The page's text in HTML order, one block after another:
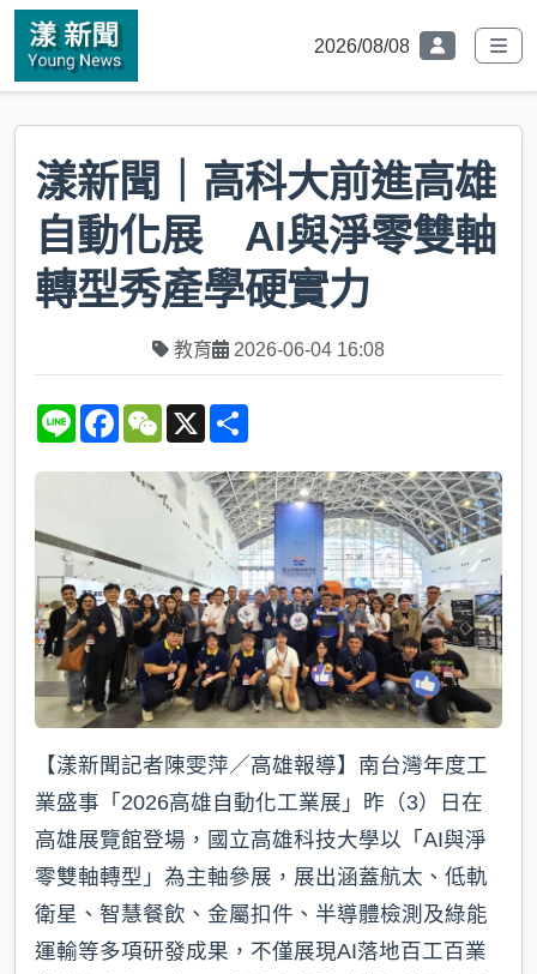
2026/08/08
漾新聞｜高科大前進高雄
自動化展 AI與淨零雙軸
轉型秀產學硬實力
教育 2026-06-04 16:08
L
e
F
e
W
h
a
t
X
r
e
【漾新聞記者陳雯萍／高雄報導】南台灣年度工
業盛事「2026高雄自動化工業展」昨（3）日在
高雄展覽館登場，國立高雄科技大學以「AI與淨
零雙軸轉型」為主軸參展，展出涵蓋航太、低軌
衛星、智慧餐飲、金屬扣件、半導體檢測及綠能
運輸等多項研發成果，不僅展現AI落地百工百業